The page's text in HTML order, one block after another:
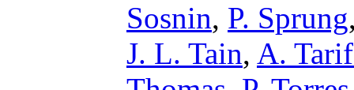
Sosnin, P. Sprung
J. L. Tain, A.